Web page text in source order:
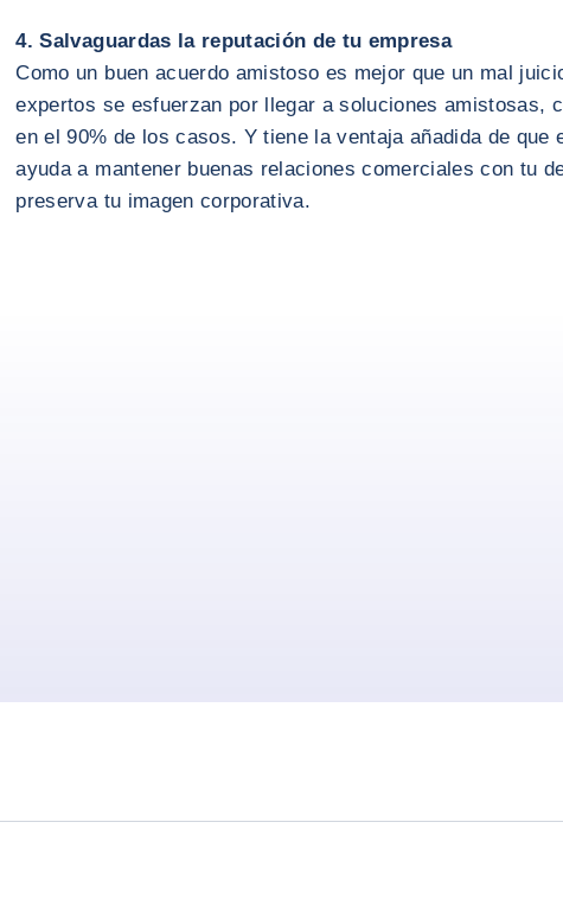
4. Salvaguardas la reputación de tu empresa
Como un buen acuerdo amistoso es mejor que un mal
expertos se esfuerzan por llegar a soluciones amistosas,
en el 90% de los casos. Y tiene la ventaja añadida de que
ayuda a mantener buenas relaciones comerciales con tu
preserva tu imagen corporativa.